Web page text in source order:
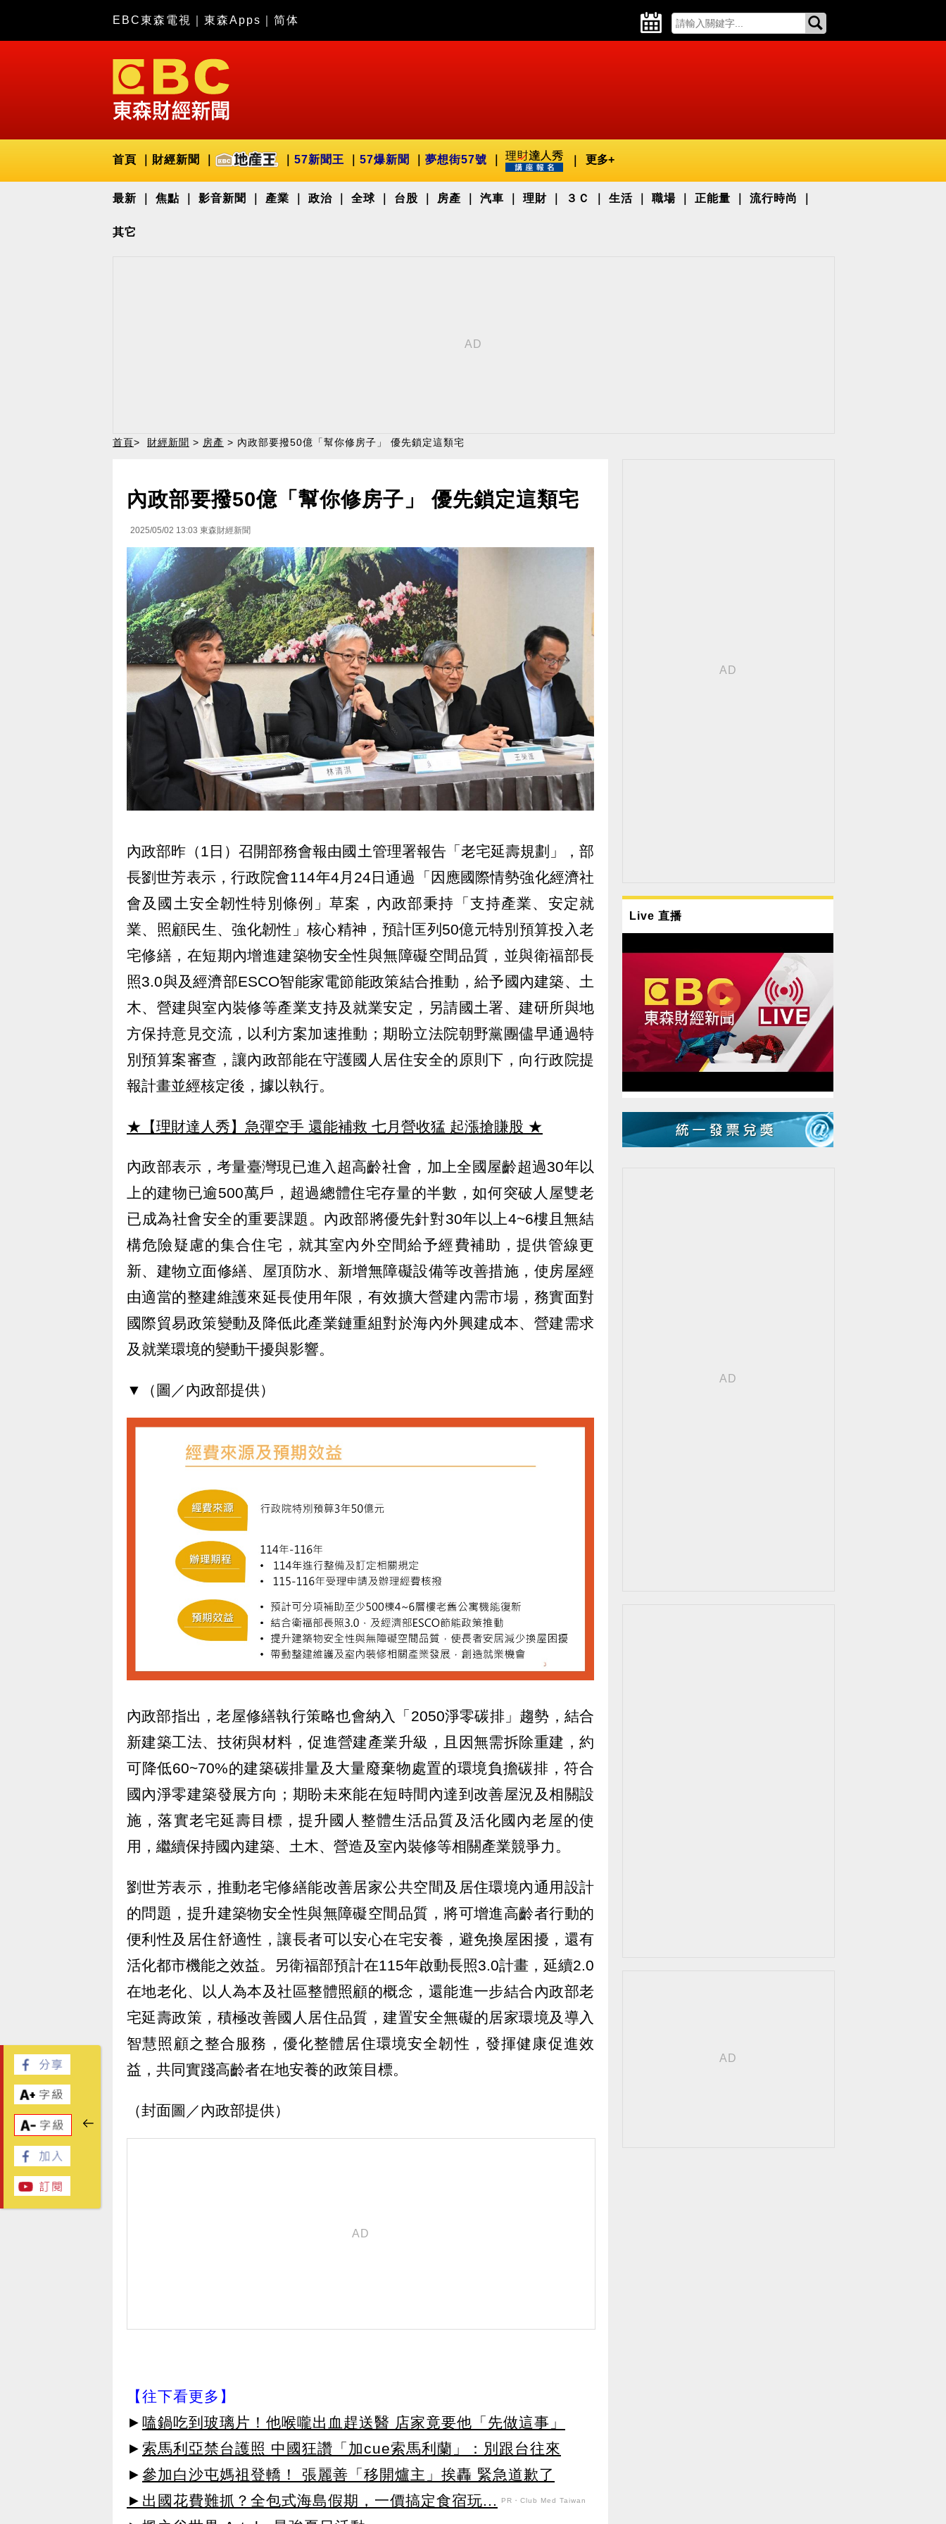
EBC東森電視 東森Apps 简体
首頁 財經新聞 57新聞王 57爆新聞 夢想街57號 更多+
最新 焦點 影音新聞 產業 政治 全球 台股 房產 汽車 理財 ３Ｃ 生活 職場 正能量 流行時尚
其它
首頁> 財經新聞 > 房產 > 內政部要撥50億「幫你修房子」 優先鎖定這類宅
內政部要撥50億「幫你修房子」 優先鎖定這類宅
2025/05/02 13:03 東森財經新聞
內政部昨（1日）召開部務會報由國土管理署報告「老宅延壽規劃」，部
長劉世芳表示，行政院會114年4月24日通過「因應國際情勢強化經濟社
會及國土安全韌性特別條例」草案，內政部秉持「支持產業、安定就
業、照顧民生、強化韌性」核心精神，預計匡列50億元特別預算投入老
宅修繕，在短期內增進建築物安全性與無障礙空間品質，並與衛福部長
照3.0與及經濟部ESCO智能家電節能政策結合推動，給予國內建築、土
木、營建與室內裝修等產業支持及就業安定，另請國土署、建研所與地
方保持意見交流，以利方案加速推動；期盼立法院朝野黨團儘早通過特
別預算案審查，讓內政部能在守護國人居住安全的原則下，向行政院提
報計畫並經核定後，據以執行。
★【理財達人秀】急彈空手 還能補救 七月營收猛 起漲搶賺股 ★
內政部表示，考量臺灣現已進入超高齡社會，加上全國屋齡超過30年以
上的建物已逾500萬戶，超過總體住宅存量的半數，如何突破人屋雙老
已成為社會安全的重要課題。內政部將優先針對30年以上4~6樓且無結
構危險疑慮的集合住宅，就其室內外空間給予經費補助，提供管線更
新、建物立面修繕、屋頂防水、新增無障礙設備等改善措施，使房屋經
由適當的整建維護來延長使用年限，有效擴大營建內需市場，務實面對
國際貿易政策變動及降低此產業鏈重組對於海內外興建成本、營建需求
及就業環境的變動干擾與影響。
▼（圖／內政部提供）
內政部指出，老屋修繕執行策略也會納入「2050淨零碳排」趨勢，結合
新建築工法、技術與材料，促進營建產業升級，且因無需拆除重建，約
可降低60~70%的建築碳排量及大量廢棄物處置的環境負擔碳排，符合
國內淨零建築發展方向；期盼未來能在短時間內達到改善屋況及相關設
施，落實老宅延壽目標，提升國人整體生活品質及活化國內老屋的使
用，繼續保持國內建築、土木、營造及室內裝修等相關產業競爭力。
劉世芳表示，推動老宅修繕能改善居家公共空間及居住環境內通用設計
的問題，提升建築物安全性與無障礙空間品質，將可增進高齡者行動的
便利性及居住舒適性，讓長者可以安心在宅安養，避免換屋困擾，還有
活化都市機能之效益。另衛福部預計在115年啟動長照3.0計畫，延續2.0
在地老化、以人為本及社區整體照顧的概念，還能進一步結合內政部老
宅延壽政策，積極改善國人居住品質，建置安全無礙的居家環境及導入
智慧照顧之整合服務，優化整體居住環境安全韌性，發揮健康促進效
益，共同實踐高齡者在地安養的政策目標。
（封面圖／內政部提供）
【往下看更多】
► 嗑鍋吃到玻璃片！他喉嚨出血趕送醫 店家竟要他「先做這事」
► 索馬利亞禁台護照 中國狂讚「加cue索馬利蘭」：別跟台往來
► 參加白沙屯媽祖登轎！ 張麗善「移開爐主」挨轟 緊急道歉了
►出國花費難抓？全包式海島假期，一價搞定食宿玩...
PR・Club Med Taiwan
Live 直播